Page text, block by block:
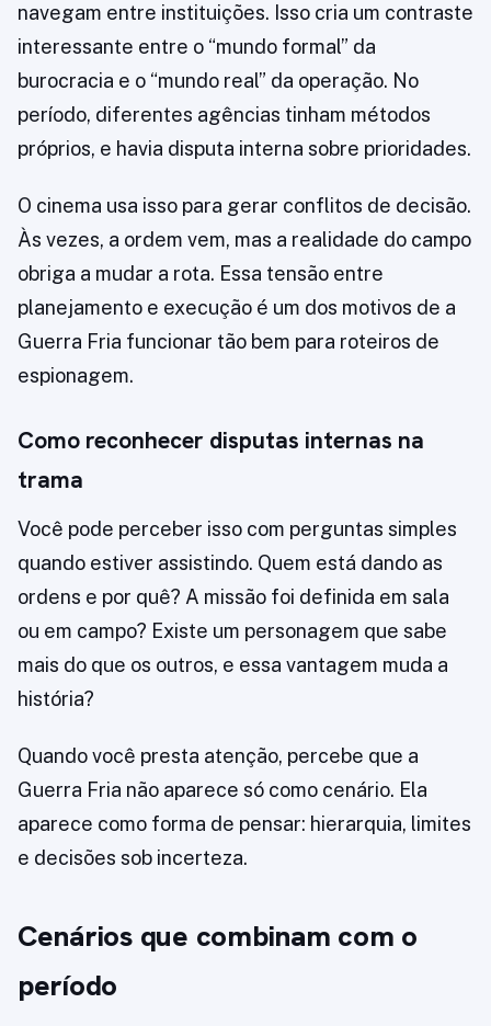
navegam entre instituições. Isso cria um contraste
interessante entre o “mundo formal” da
burocracia e o “mundo real” da operação. No
período, diferentes agências tinham métodos
próprios, e havia disputa interna sobre prioridades.
O cinema usa isso para gerar conflitos de decisão.
Às vezes, a ordem vem, mas a realidade do campo
obriga a mudar a rota. Essa tensão entre
planejamento e execução é um dos motivos de a
Guerra Fria funcionar tão bem para roteiros de
espionagem.
Como reconhecer disputas internas na
trama
Você pode perceber isso com perguntas simples
quando estiver assistindo. Quem está dando as
ordens e por quê? A missão foi definida em sala
ou em campo? Existe um personagem que sabe
mais do que os outros, e essa vantagem muda a
história?
Quando você presta atenção, percebe que a
Guerra Fria não aparece só como cenário. Ela
aparece como forma de pensar: hierarquia, limites
e decisões sob incerteza.
Cenários que combinam com o
período